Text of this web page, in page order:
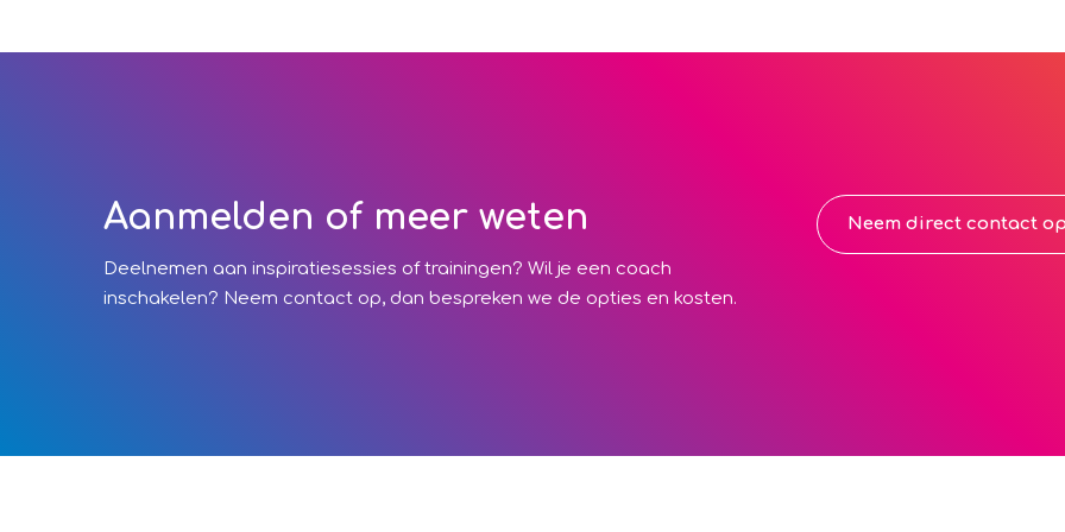
Aanmelden of meer weten
Deelnemen aan inspiratiesessies of trainingen? Wil je een coach
inschakelen? Neem contact op, dan bespreken we de opties en kosten.
Neem direct contact